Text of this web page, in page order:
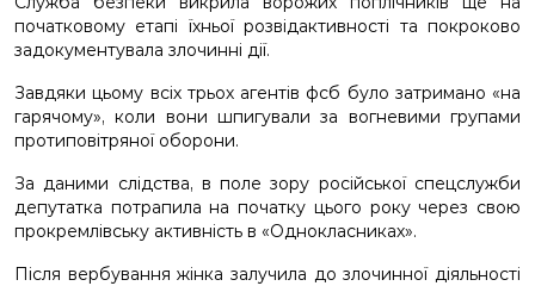
початковому етапі їхньої розвідактивності та покроково
задокументувала злочинні дії.
Завдяки цьому всіх трьох агентів фсб було затримано «на
гарячому», коли вони шпигували за вогневими групами
протиповітряної оборони.
За даними слідства, в поле зору російської спецслужби
депутатка потрапила на початку цього року через свою
прокремлівську активність в «Однокласниках».
Після вербування жінка залучила до злочинної діяльності